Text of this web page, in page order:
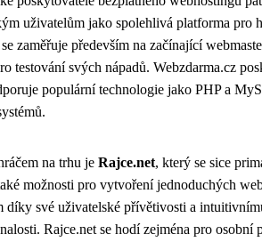
uživatelům jako spolehlivá platforma pro
zaměřuje především na začínající
testování svých nápadů. Webzdarma.cz
populární technologie jako PHP a
na trhu je Rajce.net, který se sice
možnosti pro vytvoření jednoduchých
díky své uživatelské přívětivosti a
Rajce.net se hodí zejména pro osobní